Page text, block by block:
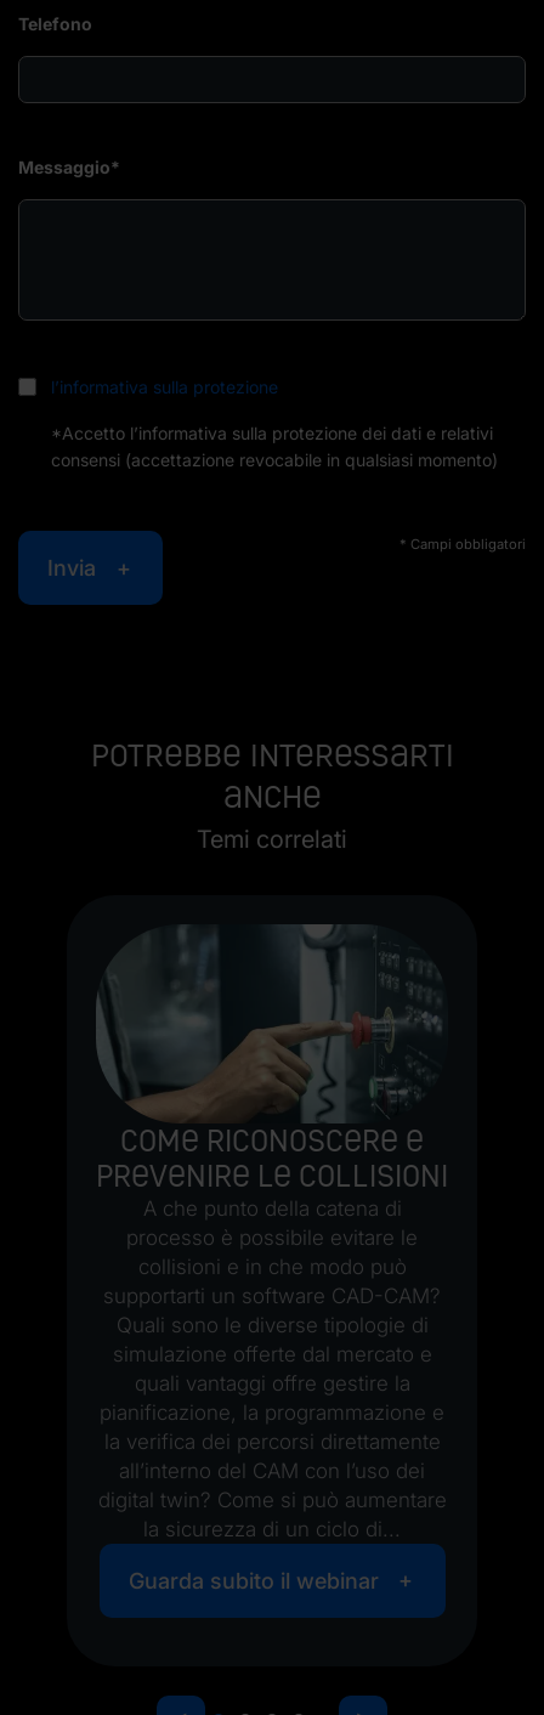
Telefono
Messaggio*
l’informativa sulla protezione
*Accetto l’informativa sulla protezione dei dati e relativi
consensi (accettazione revocabile in qualsiasi momento)
Invia
* Campi obbligatori
Potrebbe interessarti
anche
Temi correlati
Come riconoscere e
prevenire le collisioni
A che punto della catena di
processo è possibile evitare le
collisioni e in che modo può
supportarti un software CAD-CAM?
Quali sono le diverse tipologie di
simulazione offerte dal mercato e
quali vantaggi offre gestire la
pianificazione, la programmazione e
la verifica dei percorsi direttamente
all’interno del CAM con l’uso dei
digital twin? Come si può aumentare
la sicurezza di un ciclo di...
Guarda subito il webinar